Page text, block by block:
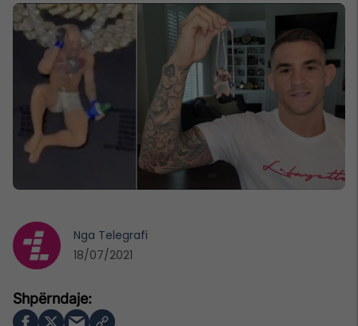
Nga Telegrafi
18/07/2021